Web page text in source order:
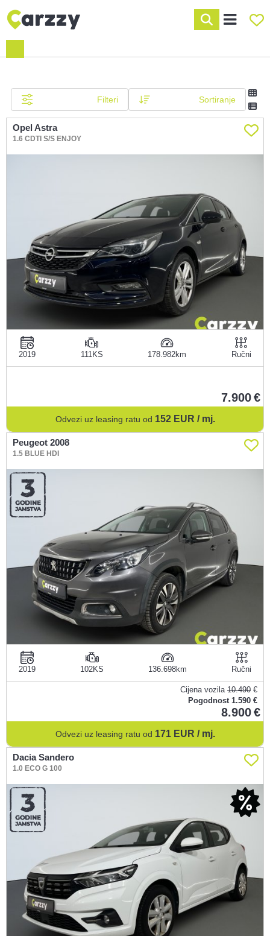
Filteri Sortiranje
Opel Astra
1.6 CDTI S/S ENJOY
2019 111KS 178.982 Ručni
7.900
Odvezi uz leasing ratu od 152 EUR / mj.
Peugeot 2008
1.5 BLUE HDI
2019 102KS 136.698 Ručni
Cijena vozila 10.490 €
Pogodnost 1.590 €
8.900
Odvezi uz leasing ratu od 171 EUR / mj.
Dacia Sandero
1.0 ECO G 100